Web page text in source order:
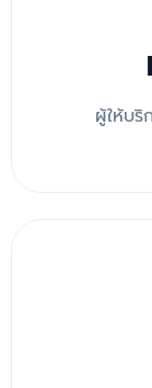
ผู้ให้บริ